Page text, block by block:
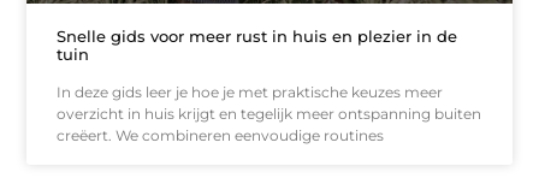
Snelle gids voor meer rust in huis en plezier in de
tuin
In deze gids leer je hoe je met praktische keuzes meer
overzicht in huis krijgt en tegelijk meer ontspanning buiten
creëert. We combineren eenvoudige routines